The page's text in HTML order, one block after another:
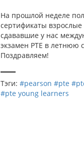
На прошлой неделе
сертификаты взрослые
сдававшие у нас
экзамен PTE в летнюю
Поздравляем!
Тэги: #pearson #pte
#pte young learners